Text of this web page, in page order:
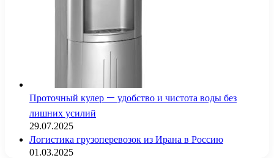
Проточный кулер — удобство и чистота воды без
лишних усилий
29.07.2025
Логистика грузоперевозок из Ирана в Россию
01.03.2025